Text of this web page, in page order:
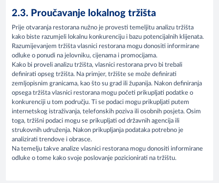
2.3. Proučavanje lokalnog tržišta
Prije otvaranja restorana nužno je provesti temeljitu analizu tržišta
kako biste razumjeli lokalnu konkurenciju i bazu potencijalnih klijenata.
Razumijevanjem tržišta vlasnici restorana mogu donositi informirane
odluke o ponudi na jelovniku, cijenama i promocijama.
Kako bi proveli analizu tržišta, vlasnici restorana prvo bi trebali
definirati opseg tržišta. Na primjer, tržište se može definirati
zemljopisnim granicama, kao što su grad ili županija. Nakon definiranja
opsega tržišta vlasnici restorana mogu početi prikupljati podatke o
konkurenciji u tom području. Ti se podaci mogu prikupljati putem
internetskog istraživanja, telefonskih poziva ili osobnih posjeta. Osim
toga, tržišni podaci mogu se prikupljati od državnih agencija ili
strukovnih udruženja. Nakon prikupljanja podataka potrebno je
analizirati trendove i obrasce.
Na temelju takve analize vlasnici restorana mogu donositi informirane
odluke o tome kako svoje poslovanje pozicionirati na tržištu.